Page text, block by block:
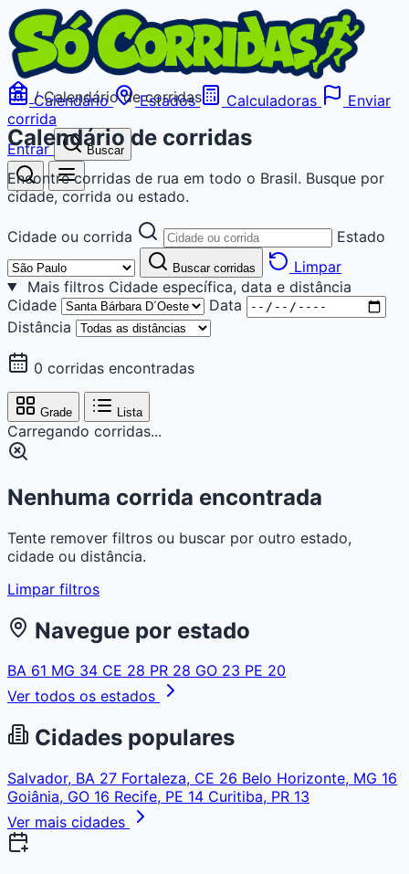
Calendário Estados Calculadoras
Enviar
corrida
Entrar
Buscar
/ Calendário de corridas
Calendário de corridas
Encontre corridas de rua em todo o Brasil. Busque por
cidade, corrida ou estado.
Cidade ou corrida Estado
Buscar corridas
Limpar
Mais filtros Cidade específica, data e distância
Cidade
Data
Distância
0 corridas encontradas
Grade Lista
Carregando corridas...
Nenhuma corrida encontrada
Tente remover filtros ou buscar por outro estado,
cidade ou distância.
Limpar filtros
Navegue por estado
BA 61 MG 34 CE 28 PR 28 GO 23 PE 20
Ver todos os estados
Cidades populares
Salvador, BA 27 Fortaleza, CE 26 Belo Horizonte, MG 16
Goiânia, GO 16 Recife, PE 14 Curitiba, PR 13
Ver mais cidades